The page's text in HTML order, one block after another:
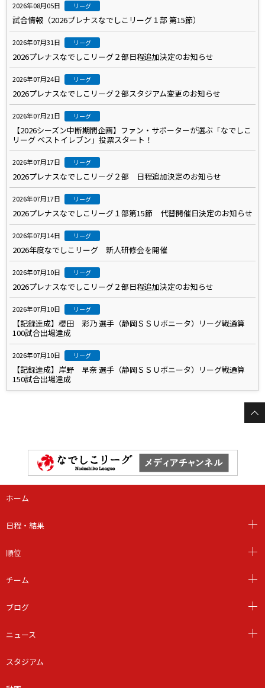
2026年08月05日 リーグ
試合情報（2026プレナスなでしこリーグ１部 第15節）
2026年07月31日 リーグ
2026プレナスなでしこリーグ２部日程追加決定のお知らせ
2026年07月24日 リーグ
2026プレナスなでしこリーグ２部スタジアム変更のお知らせ
2026年07月21日 リーグ
【2026シーズン中断期間企画】ファン・サポーターが選ぶ「なでしこ
リーグ ベストイレブン」投票スタート！
2026年07月17日 リーグ
2026プレナスなでしこリーグ２部 日程追加決定のお知らせ
2026年07月17日 リーグ
2026プレナスなでしこリーグ１部第15節 代替開催日決定のお知らせ
2026年07月14日 リーグ
2026年度なでしこリーグ 新人研修会を開催
2026年07月10日 リーグ
2026プレナスなでしこリーグ２部日程追加決定のお知らせ
2026年07月10日 リーグ
【記録達成】櫻田 彩乃 選手（静岡ＳＳＵボニータ）リーグ戦通算
100試合出場達成
2026年07月10日 リーグ
【記録達成】岸野 早奈 選手（静岡ＳＳＵボニータ）リーグ戦通算
150試合出場達成
ホーム
日程・結果
順位
チーム
ブログ
ニュース
スタジアム